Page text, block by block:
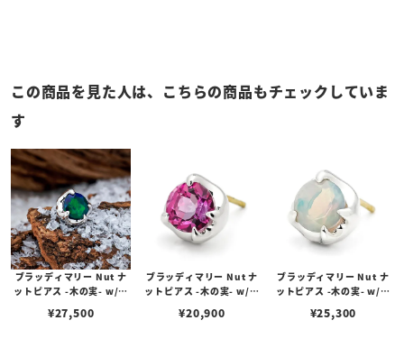
この商品を見た人は、こちらの商品もチェックしていま
す
ブラッディマリー Nut ナ
ットピアス -木の実- w/ブ
¥27,500
ブラッディマリー Nut ナ
ットピアス -木の実- w/ピ
¥20,900
ブラッディマリー Nut ナ
ットピアス -木の実- w/ホ
¥25,300